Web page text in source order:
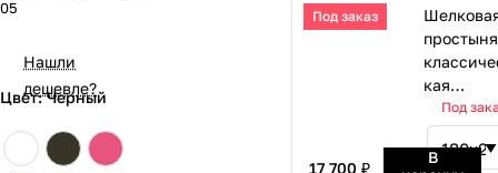
05
Нашли
дешевле?
Цвет: Черный
Под заказ
простыня
кая
черная
Под
17 700 ₽
В